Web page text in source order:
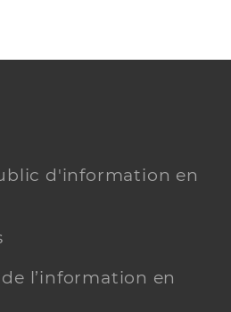
d'information en
l’information en